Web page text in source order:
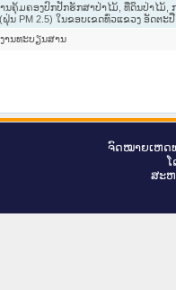
ຄຸ້ມຄອງປົກປັກຮັກສາປ່າໄມ້, ທີ່ດິນປ່າໄມ້,
PM 2.5) ໃນຂອບເຂດທົ່ວແຂວງ ອັດຕະປື
ານທະບຽນສານ
ຈົດ​ໝາຍ​ເຫດ​
ສະ​ຫ